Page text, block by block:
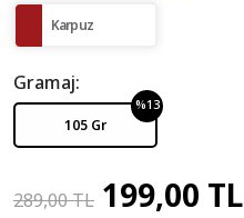
Karpuz
Gramaj:
105 Gr
%13
289,00 TL 199,00 TL